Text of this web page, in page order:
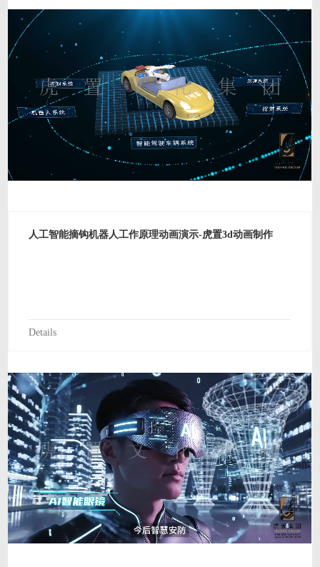
人工智能摘钩机器人工作原理动画演示-虎置3d动画制作
Details